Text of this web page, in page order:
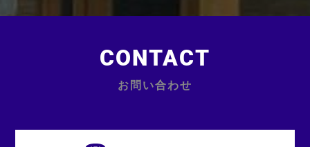
CONTACT
お問い合わせ